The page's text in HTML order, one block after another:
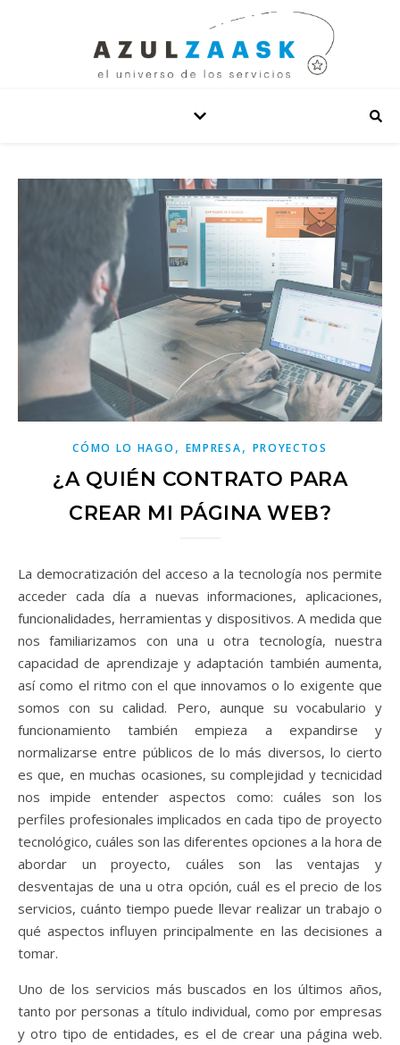
CÓMO LO HAGO , EMPRESA, PROYECTOS
¿A QUIÉN CONTRATO PARA
CREAR MI PÁGINA WEB?
La democratización del acceso a la tecnología nos permite
acceder cada día a nuevas informaciones, aplicaciones,
funcionalidades, herramientas y dispositivos. A medida que
nos familiarizamos con una u otra tecnología, nuestra
capacidad de aprendizaje y adaptación también aumenta,
así como el ritmo con el que innovamos o lo exigente que
somos con su calidad. Pero, aunque su vocabulario y
funcionamiento también empieza a expandirse y
normalizarse entre públicos de lo más diversos, lo cierto
es que, en muchas ocasiones, su complejidad y tecnicidad
nos impide entender aspectos como: cuáles son los
perfiles profesionales implicados en cada tipo de proyecto
tecnológico, cuáles son las diferentes opciones a la hora de
abordar un proyecto, cuáles son las ventajas y
desventajas de una u otra opción, cuál es el precio de los
servicios, cuánto tiempo puede llevar realizar un trabajo o
qué aspectos influyen principalmente en las decisiones a
tomar.
Uno de los servicios más buscados en los últimos años,
tanto por personas a título individual, como por empresas
y otro tipo de entidades, es el de crear una página web.